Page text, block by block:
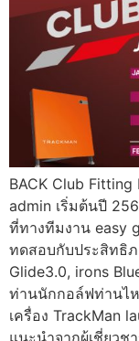
BACK Club
admin เริ่มต้นปี
ที่ทางทีมงาน easy
ทดสอบกับประสิทธิ
Glide3.0, irons
ท่านนักกอล์ฟท่านไ
เครื่อง TrackMan
แนะนำจากผู้เชี่ยว